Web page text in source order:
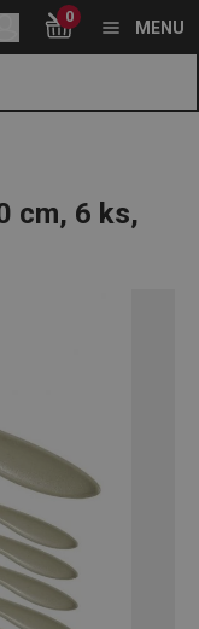
10 cm, 6 ks,
0
MENU
cm, 6 ks,